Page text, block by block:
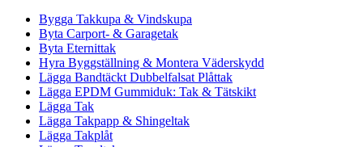
Bygga Takkupa & Vindskupa
Byta Carport- & Garagetak
Byta Eternittak
Hyra Byggställning & Montera Väderskydd
Lägga Bandtäckt Dubbelfalsat Plåttak
Lägga EPDM Gummiduk: Tak & Tätskikt
Lägga Tak
Lägga Takpapp & Shingeltak
Lägga Takplåt